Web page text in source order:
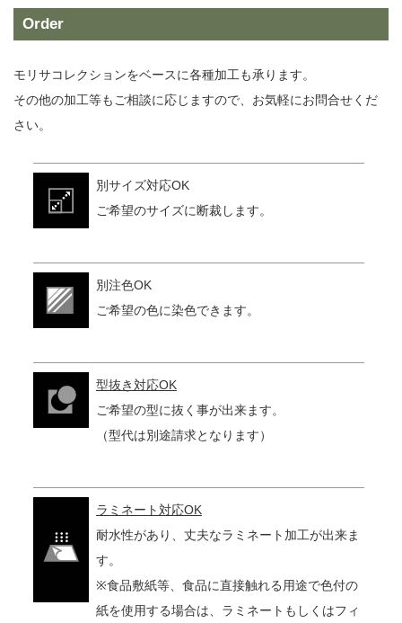
Order
モリサコレクションをベースに各種加工も承ります。
その他の加工等もご相談に応じますので、お気軽にお問合せくだ
さい。
別サイズ対応OK
ご希望のサイズに断裁します。
別注色OK
ご希望の色に染色できます。
型抜き対応OK
ご希望の型に抜く事が出来ます。
（型代は別途請求となります）
ラミネート対応OK
耐水性があり、丈夫なラミネート加工が出来ま
す。
※食品敷紙等、食品に直接触れる用途で色付の
紙を使用する場合は、ラミネートもしくはフィ